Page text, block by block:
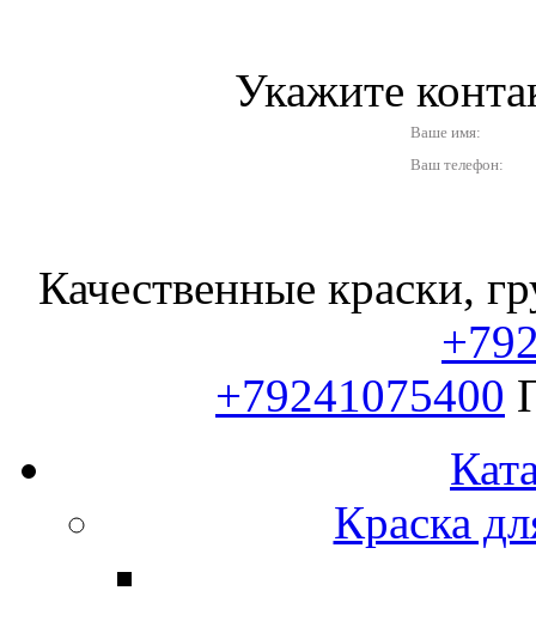
Укажите
Ваше имя:
Ваш телефон:
Качественные краски,
+79241075400
Краска